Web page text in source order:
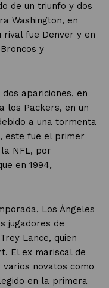
de un triunfo y dos
Washington, en
rival fue Denver y en
y
apariciones, en
los Packers, en un
a una tormenta
este fue el primer
NFL, por
en 1994,
Los Ángeles
jugadores de
Lance, quien
El ex mariscal de
novatos como
en la primera